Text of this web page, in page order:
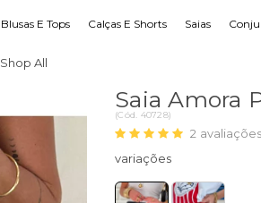
Blusas E Tops Calças E Shorts Saias
Shop All
Saia Amora
(Cód. 40728)
2 avaliações